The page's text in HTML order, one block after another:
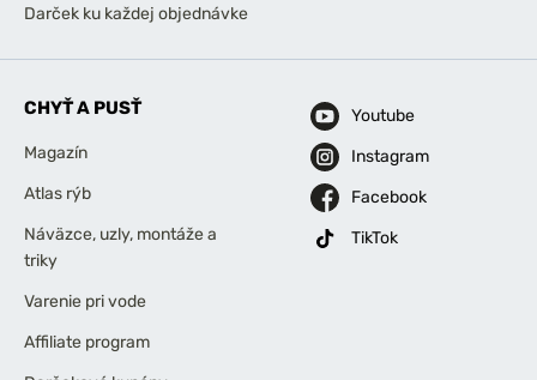
Darček ku každej objednávke
CHYŤ A PUSŤ
Magazín
Atlas rýb
Náväzce, uzly, montáže a
triky
Varenie pri vode
Affiliate program
Youtube
Instagram
Facebook
TikTok